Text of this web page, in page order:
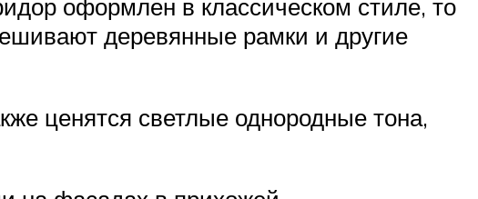
оформлен в классическом стиле, то
деревянные рамки и другие
ценятся светлые однородные тона,